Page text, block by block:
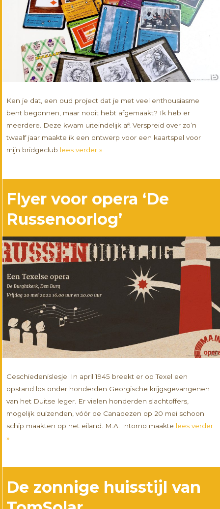
Ken je dat, een oud project dat je met veel enthousiasme
bent begonnen, maar nooit hebt afgemaakt? Ik heb er
meerdere. Deze kwam uiteindelijk af! Verspreid over zo’n
twaalf jaar maakte ik een ontwerp voor een kaartspel voor
mijn bridgeclub lees verder »
Flyer voor opera ‘De
Russenoorlog’
Geschiedenislesje. In april 1945 breekt er op Texel een
opstand los onder honderden Georgische krijgsgevangenen
van het Duitse leger. Er vielen honderden slachtoffers,
mogelijk duizenden, vóór de Canadezen op 20 mei schoon
schip maakten op het eiland. M.A. Intorno maakte lees verder
»
De zonnige huisstijl van